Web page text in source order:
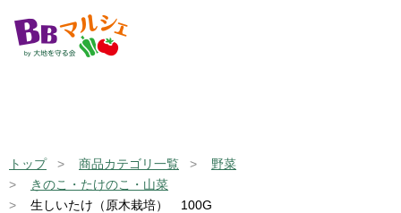
トップ 商品カテゴリ一覧
野菜
きのこ・たけのこ・山菜
生しいたけ（原木栽培） 100G